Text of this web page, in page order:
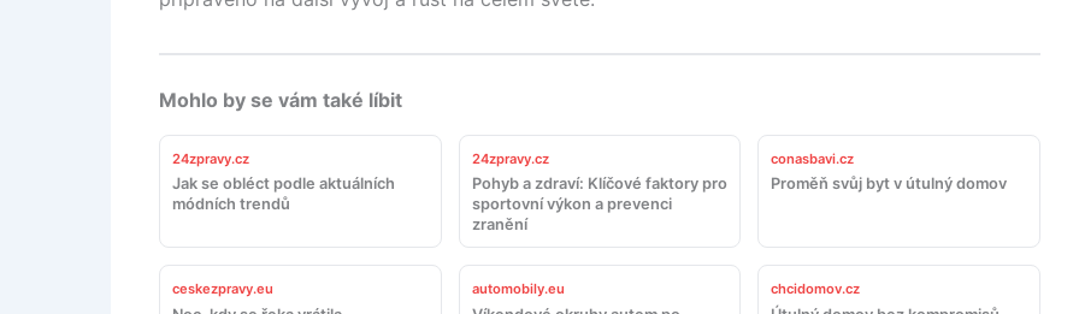
Mohlo by se vám také líbit
24zpravy.cz
Jak se obléct podle aktuálních
módních trendů
24zpravy.cz
Pohyb a zdraví: Klíčové faktory pro
sportovní výkon a prevenci
zranění
conasbavi.cz
Proměň svůj byt v útulný domov
ceskezpravy.eu automobily.eu chcidomov.cz